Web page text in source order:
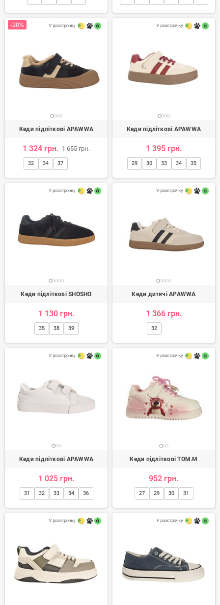
-20%
Кеди підліткові APAWWA
1 324 грн. 1 655 грн.
32 34 37
Кеди підліткові APAWWA
1 395 грн.
29 30 33 34 35
Кеди підліткові SHOSHO
1 130 грн.
35 38 39
Кеди дитячі APAWWA
1 366 грн.
32
Кеди підліткові APAWWA
1 025 грн.
31 32 33 34 36
Кеди підліткові TOM.M
952 грн.
27 29 30 31